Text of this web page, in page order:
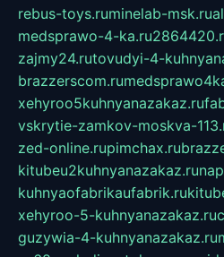
rebus-toys.ruminelab-msk.ru
medsprawo-4-ka.ru
zajmy24.rutovudyi-4-
brazzerscom.ru
xehyroo5kuhnyanazakaz.ru
vskrytie-zamkov-moskva-
zed-online.rupimchax.ru
kitubeu2kuhnyanazakaz.ru
kuhnyaofabrikaufabrik.ru
xehyroo-5-kuhnyanazakaz.ru
guzywia-4-kuhnyanazakaz.ru